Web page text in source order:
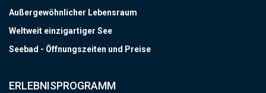
Außergewöhnlicher Lebensraum
Weltweit einzigartiger See
Seebad - Öffnungszeiten und Preise
ERLEBNISPROGRAMM